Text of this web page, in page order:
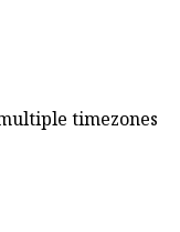
timezones